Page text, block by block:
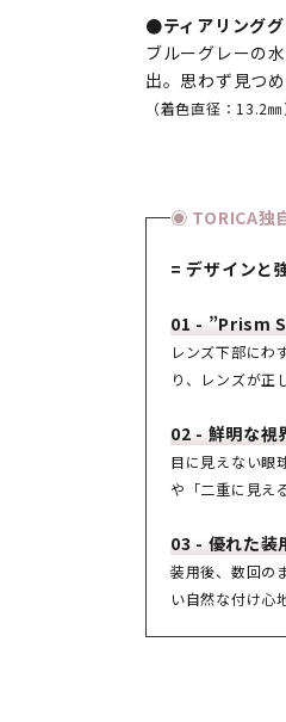
●ティアリング
ブルーグレーの
出。思わず見つ
（着色直径：13.2㎜
◉ TORICA独
= デザインと
01 - ”Prism
レンズ下部にわ
り、レンズが正
02 - 鮮明な
目に見えない眼
や「二重に見え
03 - 優れた
装用後、数回の
い自然な付け心